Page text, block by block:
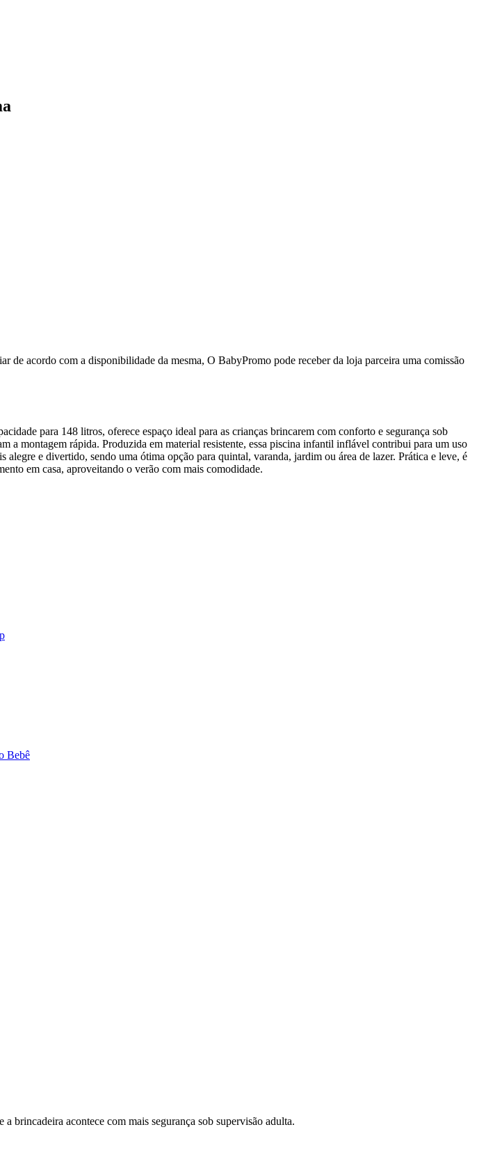
de acordo com a disponibilidade da mesma, O BabyPromo pode receber da loja parceira uma comissão
para 148 litros, oferece espaço ideal para as crianças brincarem com conforto e segurança sob
a montagem rápida. Produzida em material resistente, essa piscina infantil inflável contribui para um uso
e divertido, sendo uma ótima opção para quintal, varanda, jardim ou área de lazer. Prática e leve, é
em casa, aproveitando o verão com mais comodidade.
Bebê
brincadeira acontece com mais segurança sob supervisão adulta.